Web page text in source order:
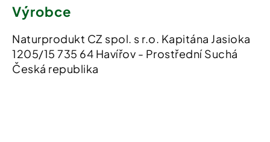
Výrobce
Naturprodukt CZ spol. s r.o. Kapitána Jasioka
1205/15 735 64 Havířov - Prostřední Suchá
Česká republika